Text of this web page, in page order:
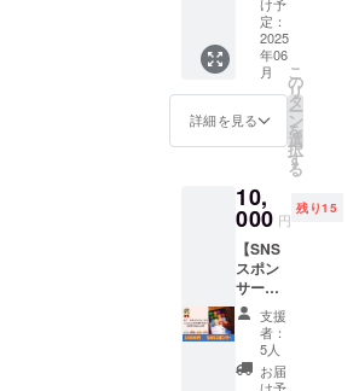
用意さ
せてい
ただき
ます。
時にご
返却く
い。 ・
会場ま
での交
通費は
各自の
ご負担
となり
ます。
・反社
会勢力
の方々
気象予
報が出
された
場合、
主催者
でイベ
ントを
合があ
りま
す。 ・
マル
シェイ
ベント
中止の
場合で
も、本
リター
て、電
話を使
用する
場合が
ありま
のた
め、連
け先）
の記入
が必要
です。
・マル
シェイ
ベント
当日、
雨天時
は4月27
【注意
事項】
・イベ
ント当
日、雨
天時は
4/27(日)
ます。
順延日
いて
も、開
催当日
の天候
や、注
意報・
警報級
をさせ
て頂き
ます。
・場所
は、多
摩SDC
（川崎
市多摩
区役所1
階にご
ざいま
す） ・
ご挨拶
に加え
て、ご
希望の
たちが
心を込
めてお
礼の
メッ
セージ
を書き
ます。
援時に
入力し
ていた
だいた
お届け
先に後
日郵送
しま
す。
【注意
事項】
定：
2025
年06
月
詳細を見る
こ
の
リ
タ
ー
ン
を
選
択
す
る
10,
000 円
残り15
【SNS
スポン
サー】
多摩
SDCの
インス
タグラ
ムに
支援
者：
5人
お届
け予